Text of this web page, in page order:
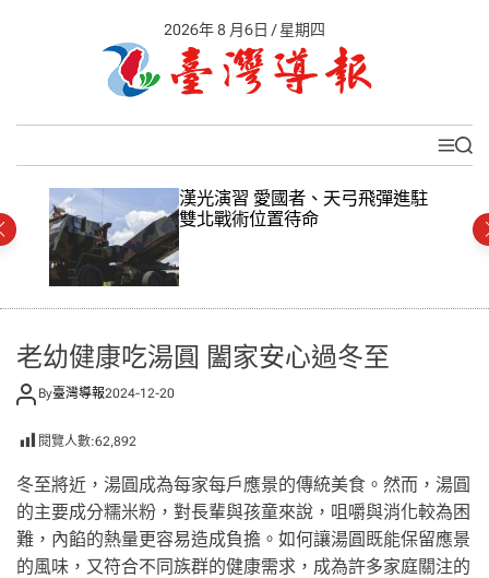
t
e
2026年 8 月6日 / 星期四
導
報
M
e
S
e
漢光演習 愛國者、天弓飛彈進駐
雙北戰術位置待命
老幼健康吃湯圓 闔家安心過冬至
By臺灣導報2024-12-20
閱覽人數:62,892
冬至將近，湯圓成為每家每戶應景的傳統美食。然而，湯圓
的主要成分糯米粉，對長輩與孩童來說，咀嚼與消化較為困
難，內餡的熱量更容易造成負擔。如何讓湯圓既能保留應景
的風味，又符合不同族群的健康需求，成為許多家庭關注的